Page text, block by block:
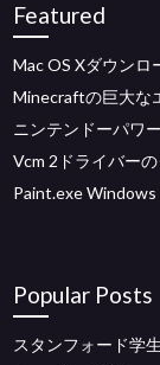
Featured
Mac OS Xダウンロ
Minecraftの巨大な
ニンテンドーパワ
Vcm 2ドライバー
Paint.exe
Popular Posts
スタンフォード学